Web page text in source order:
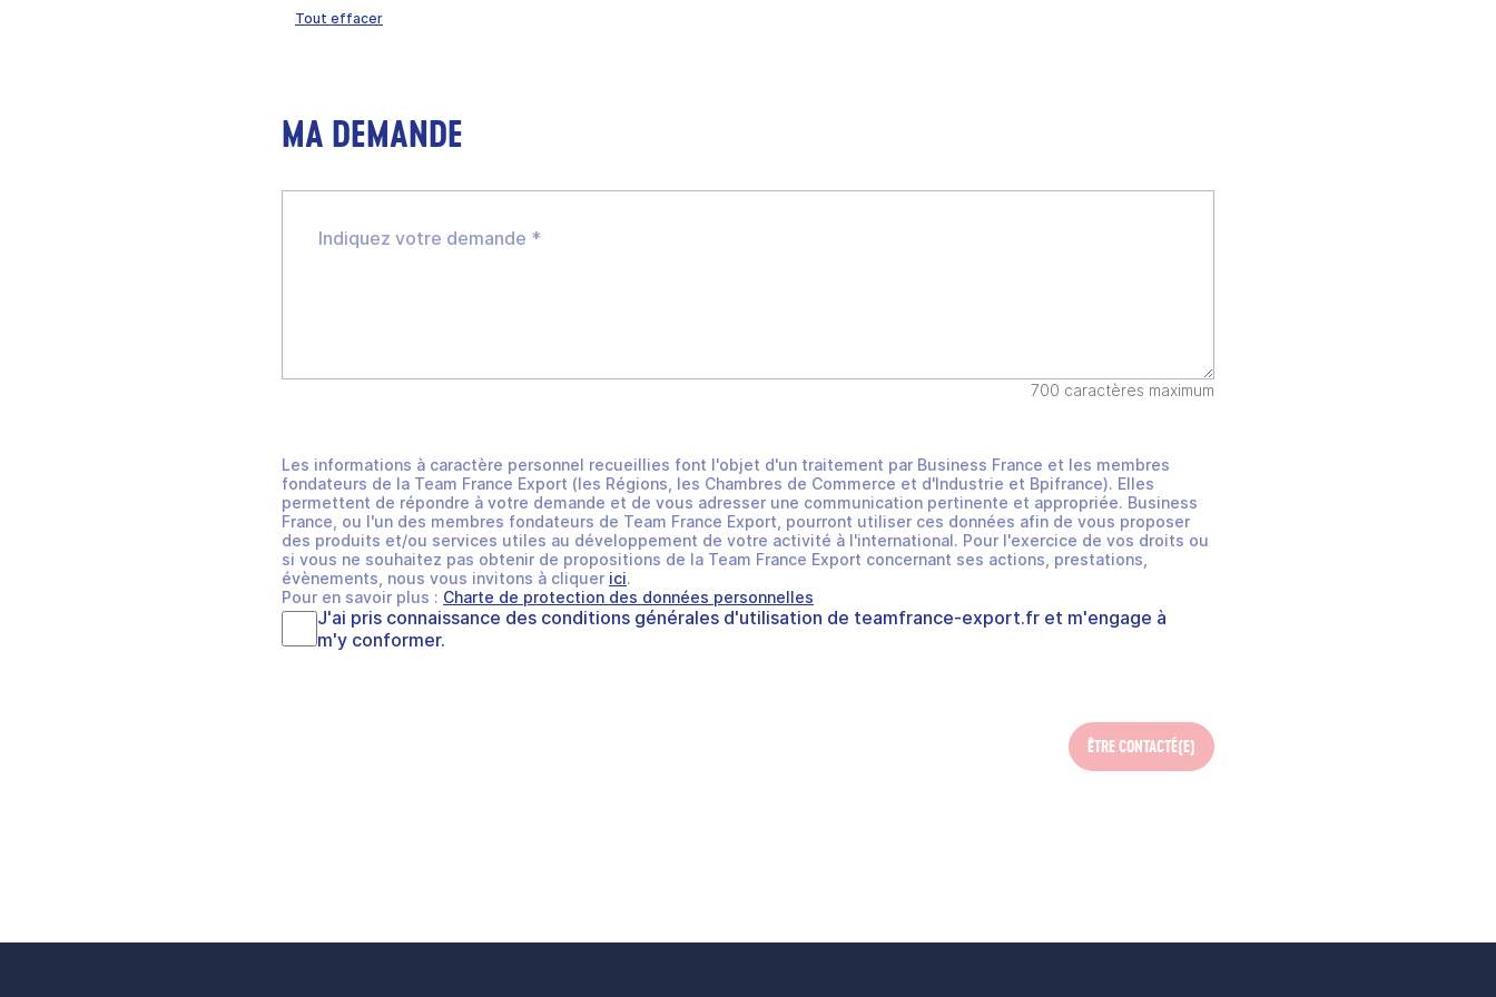
Tout effacer
MA DEMANDE
700 caractères maximum
Les informations à caractère personnel recueillies font l'objet d'un traitement par Business France et les membres
fondateurs de la Team France Export (les Régions, les Chambres de Commerce et d'Industrie et Bpifrance). Elles
permettent de répondre à votre demande et de vous adresser une communication pertinente et appropriée. Business
France, ou l'un des membres fondateurs de Team France Export, pourront utiliser ces données afin de vous proposer
des produits et/ou services utiles au développement de votre activité à l'international. Pour l'exercice de vos droits ou
si vous ne souhaitez pas obtenir de propositions de la Team France Export concernant ses actions, prestations,
évènements, nous vous invitons à cliquer ici.
Pour en savoir plus : Charte de protection des données personnelles
J'ai pris connaissance des conditions générales d'utilisation de teamfrance-export.fr et m'engage à
m'y conformer.
ÊTRE CONTACTÉ(E)